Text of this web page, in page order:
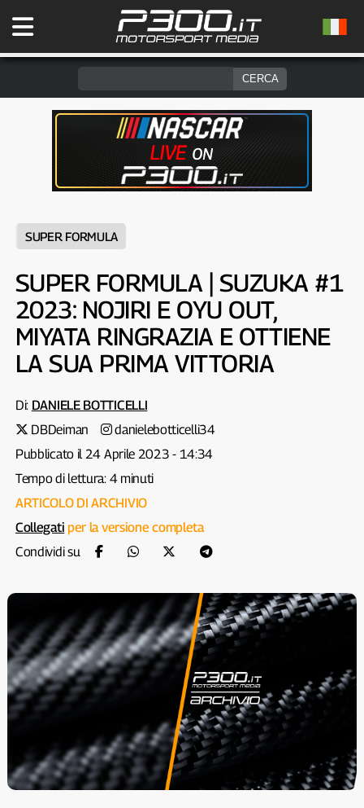
SUPER FORMULA
SUPER FORMULA | SUZUKA #1
2023: NOJIRI E OYU OUT,
MIYATA RINGRAZIA E OTTIENE
LA SUA PRIMA VITTORIA
Di: DANIELE BOTTICELLI
DBDeiman
danielebotticelli34
Pubblicato il 24 Aprile 2023 - 14:34
Tempo di lettura: 4 minuti
ARTICOLO DI ARCHIVIO
Collegati per la versione completa
Condividi su